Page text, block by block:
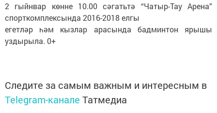
2 гыйнвар көнне 10.00 сәгатьтә “Чатыр-Тау Арена”
спорткомплексында 2016-2018 елгы
егетләр һәм кызлар арасында бадминтон ярышы
уздырыла. 0+
Следите за самым важным и интересным в
Telegram-канале Татмедиа